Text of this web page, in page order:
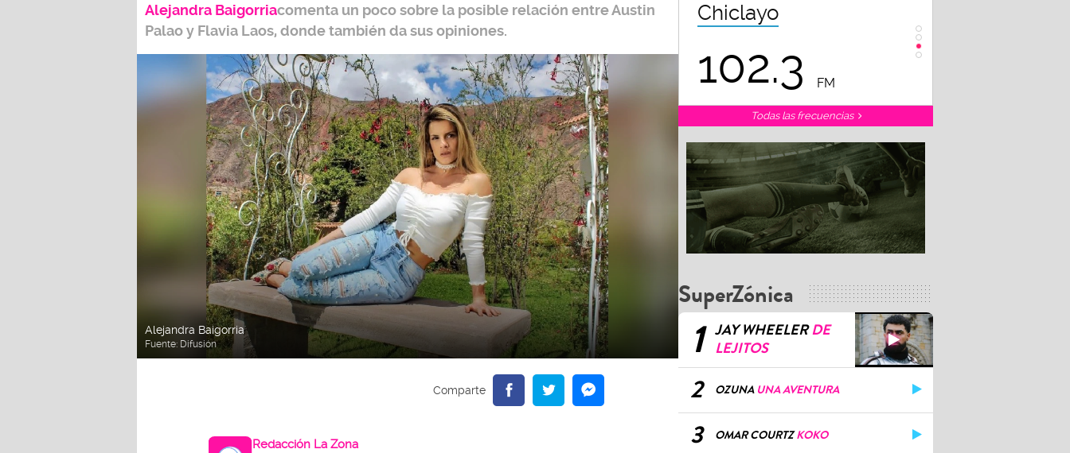
Alejandra Baigorriacomenta un poco sobre la posible relación entre Austin
Palao y Flavia Laos, donde también da sus opiniones.
Alejandra Baigorria
Fuente: Difusión
Redacción La Zona
Arequipa
95.9 FM
Trujillo
107.5 FM
Chiclayo
102.3 FM 98.7
Todas las frecuencias
SuperZónica
1 JAY WHEELERDE
LEJITOS
2 OZUNA UNA AVENTURA
3 OMAR COURTZKOKO